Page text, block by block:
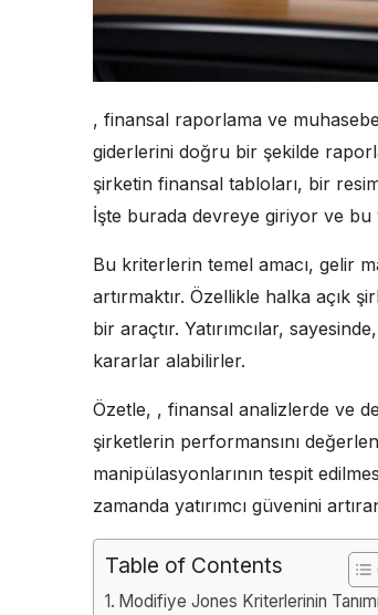
, finansal raporlama ve
giderlerini doğru bir şekilde
şirketin finansal tabloları, bir
İşte burada devreye giriyor ve bu
Bu kriterlerin temel amacı, gelir
artırmaktır. Özellikle halka açık
bir araçtır. Yatırımcılar,
kararlar alabilirler.
Özetle, , finansal analizlerde ve
şirketlerin performansını
manipülasyonlarının tespit
zamanda yatırımcı güvenini
Table of Contents
Modifiye Jones Kriterlerinin Tanımı